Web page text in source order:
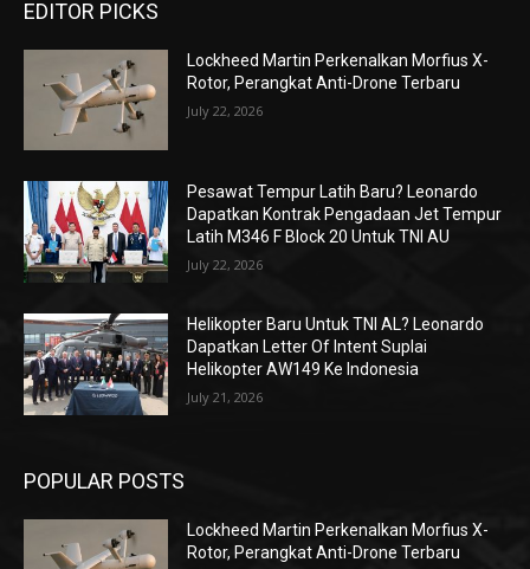
EDITOR PICKS
Lockheed Martin Perkenalkan Morfius X-
Rotor, Perangkat Anti-Drone Terbaru
July 22, 2026
Pesawat Tempur Latih Baru? Leonardo
Dapatkan Kontrak Pengadaan Jet Tempur
Latih M346 F Block 20 Untuk TNI AU
July 22, 2026
Helikopter Baru Untuk TNI AL? Leonardo
Dapatkan Letter Of Intent Suplai
Helikopter AW149 Ke Indonesia
July 21, 2026
POPULAR POSTS
Lockheed Martin Perkenalkan Morfius X-
Rotor, Perangkat Anti-Drone Terbaru